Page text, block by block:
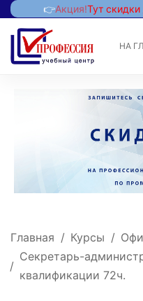
👉Акция!Тут скидки
НА
Главная Курсы
Секретарь-
квалификации 72ч.